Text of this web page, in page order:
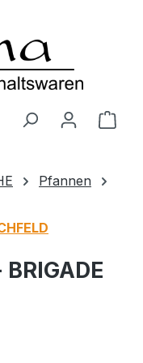
Pfannen